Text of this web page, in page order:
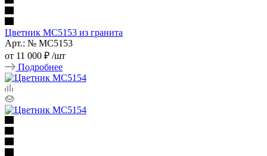
Цветник МС5153 из гранита
Арт.: № МС5153
от 11 000 ₽ /шт
Подробнее